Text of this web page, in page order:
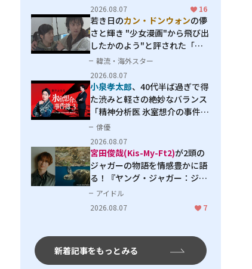
2026.08.07
16
若き日のカン・ドンウォンの儚
さと輝き "少女漫画"から飛び出
したかのよう"と評された「オ
オカミの誘惑」
韓流・海外スター
2026.08.07
小泉孝太郎、40代半ば過ぎで得
た渋みと軽さの絶妙なバランス
「精神分析医 氷室想介の事件簿
３」で見せる進化
俳優
2026.08.07
宮田俊哉(Kis-My-Ft2)が2頭の
ジャガーの物語を情感豊かに語
る！『ヤング・ジャガー：ジャ
ングル王への道』『ジャガーと
ウミガメの物語：熱帯林の守護
アイドル
2026.08.07
7
新着記事をもっとみる